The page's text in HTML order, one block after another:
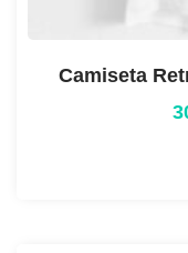
Camiseta